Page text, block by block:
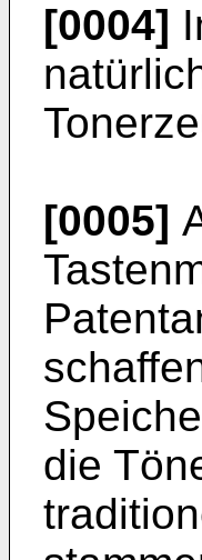
[0004]
[0005]
die